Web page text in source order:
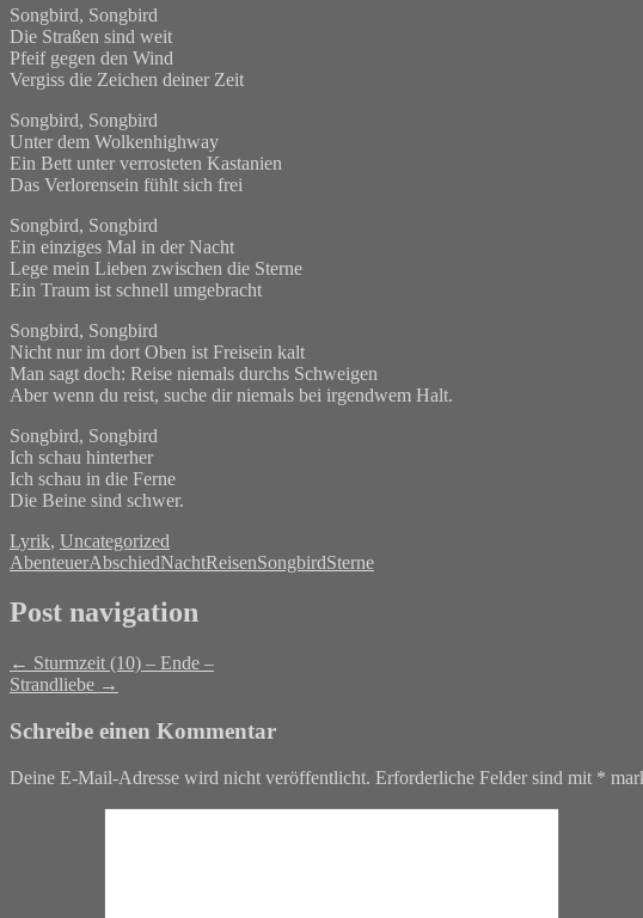
Songbird, Songbird
Die Straßen sind weit
Pfeif gegen den Wind
Vergiss die Zeichen deiner Zeit
Songbird, Songbird
Unter dem Wolkenhighway
Ein Bett unter verrosteten Kastanien
Das Verlorensein fühlt sich frei
Songbird, Songbird
Ein einziges Mal in der Nacht
Lege mein Lieben zwischen die Sterne
Ein Traum ist schnell umgebracht
Songbird, Songbird
Nicht nur im dort Oben ist Freisein kalt
Man sagt doch: Reise niemals durchs Schweigen
Aber wenn du reist, suche dir niemals bei irgendwem Halt.
Songbird, Songbird
Ich schau hinterher
Ich schau in die Ferne
Die Beine sind schwer.
Lyrik, Uncategorized
AbenteuerAbschiedNachtReisenSongbirdSterne
Post navigation
← Sturmzeit (10) – Ende –
Strandliebe →
Schreibe einen Kommentar
Deine E-Mail-Adresse wird nicht veröffentlicht. Erforderliche Felder sind mit *